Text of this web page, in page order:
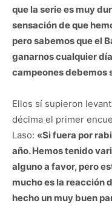
que la serie es muy
sensación de que
pero sabemos que el
ganarnos cualquier
campeones debemos
Ellos sí supieron
décima el primer
Laso: «Si fuera por
año. Hemos tenido
alguno a favor, pero
mucho es la reacción
hecho un muy buen